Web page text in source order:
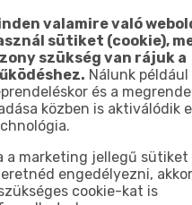
valamire való
sütiket (cookie),
szükség van rájuk a
Nálunk például
és a
közben is aktiválódik
a marketing jellegű sütiket
engedélyezni,
cookie-kat is